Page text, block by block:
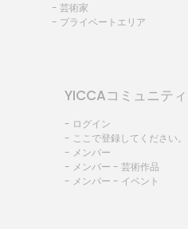
- 芸術家
- プライベートエリア
YICCAコミュニティ
- ログイン
- ここで登録してください。
- メンバー
- メンバー - 芸術作品
- メンバー - イベント